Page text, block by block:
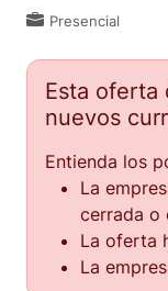
Presencial
Esta oferta
nuevos
Entienda los
La
cerrada o
La oferta
La